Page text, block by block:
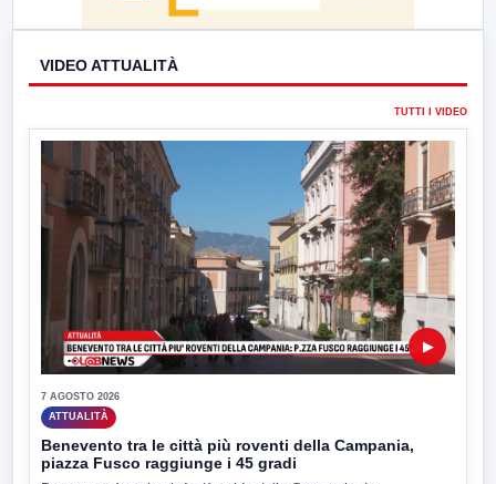
VIDEO ATTUALITÀ
TUTTI I VIDEO
▶
7 AGOSTO 2026
ATTUALITÀ
Benevento tra le città più roventi della Campania,
piazza Fusco raggiunge i 45 gradi